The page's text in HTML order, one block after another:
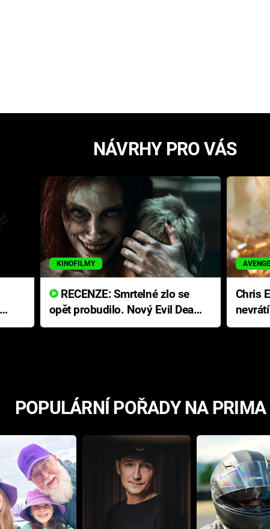
NÁVRHY PRO VÁS
KINOFILMY
RECENZE: Smrtelné zlo se
opět probudilo. Nový Evil Dead
přichází s neodolatelnou
Chris
POPULÁRNÍ POŘADY NA PRIMA